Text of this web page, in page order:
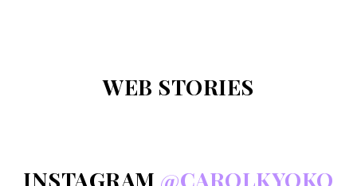
WEB STORIES
INSTAGRAM @CAROLKYOKO